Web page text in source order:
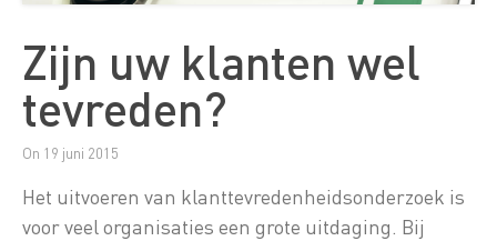
Zijn uw klanten wel
tevreden?
On 19 juni 2015
Het uitvoeren van klanttevredenheidsonderzoek is
voor veel organisaties een grote uitdaging. Bij